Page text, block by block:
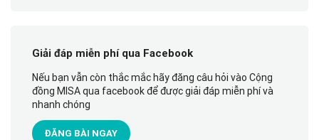
Giải đáp miễn phí qua Facebook
Nếu bạn vẫn còn thắc mắc hãy đăng câu hỏi vào Cộng
đồng MISA qua facebook để được giải đáp miễn phí và
nhanh chóng
ĐĂNG BÀI NGAY